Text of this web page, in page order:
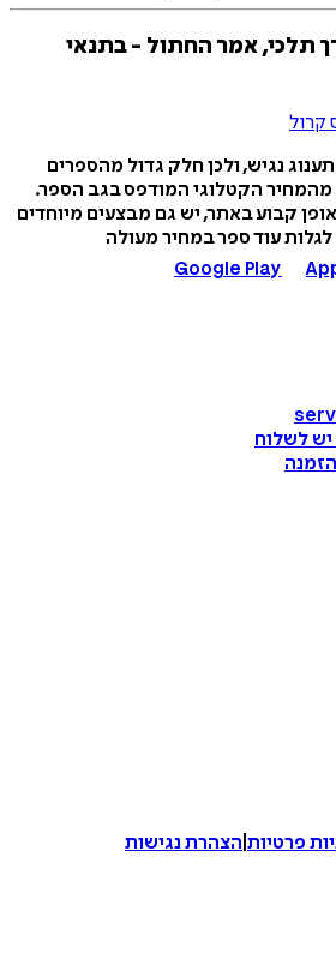
תלכי, אמר החתול - בתנאי
קרול
נגיש, ולכן חלק גדול מהספרים
מהמחיר הקטלוגי המודפס בגב הספר.
קבוע באתר, יש גם מבצעים מיוחדים
לגלות עוד ספר במחיר מעולה
Google Play
יש לשלוח
הזמנה
פרטיות הצהרת נגישות